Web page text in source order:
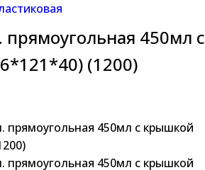
450мл с
(1200)